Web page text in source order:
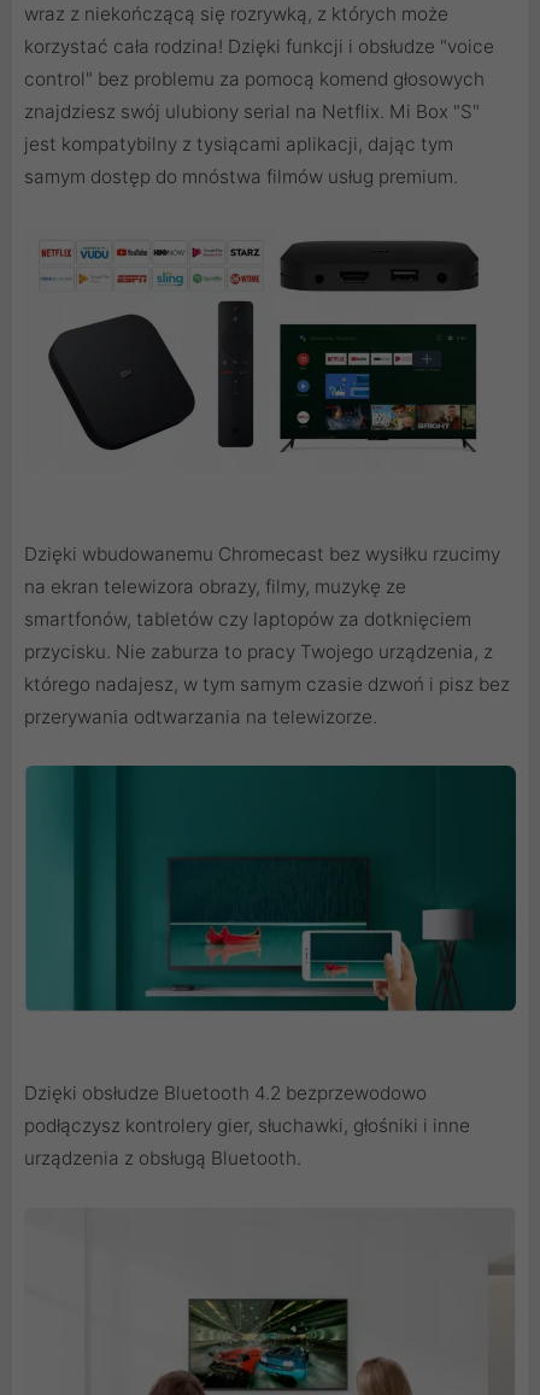
wraz z niekończącą się rozrywką, z których może
korzystać cała rodzina! Dzięki funkcji i obsłudze "voice
control" bez problemu za pomocą komend głosowych
znajdziesz swój ulubiony serial na Netflix. Mi Box "S"
jest kompatybilny z tysiącami aplikacji, dając tym
samym dostęp do mnóstwa filmów usług premium.
Dzięki wbudowanemu Chromecast bez wysiłku rzucimy
na ekran telewizora obrazy, filmy, muzykę ze
smartfonów, tabletów czy laptopów za dotknięciem
przycisku. Nie zaburza to pracy Twojego urządzenia, z
którego nadajesz, w tym samym czasie dzwoń i pisz bez
przerywania odtwarzania na telewizorze.
Dzięki obsłudze Bluetooth 4.2 bezprzewodowo
podłączysz kontrolery gier, słuchawki, głośniki i inne
urządzenia z obsługą Bluetooth.